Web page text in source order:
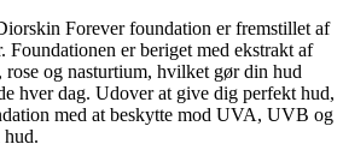
Forever foundation er fremstillet af
Foundationen er beriget med ekstrakt af
og nasturtium, hvilket gør din hud
hver dag. Udover at give dig perfekt hud,
med at beskytte mod UVA, UVB og
hud.